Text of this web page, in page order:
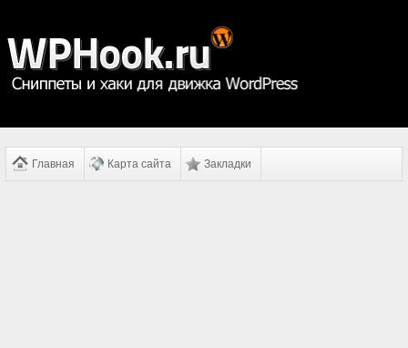
Главная Карта сайта Закладки